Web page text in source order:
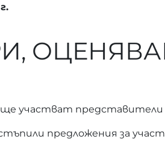
участват представители
предложения за